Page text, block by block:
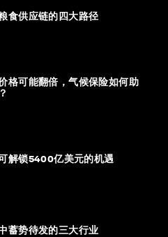
食供应链的四大路径
格可能翻倍，气候保险如何助
解锁5400亿美元的机遇
蓄势待发的三大行业